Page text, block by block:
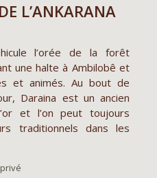
L’ANKARANA
l’orée de la forêt
une halte à Ambilobê et
et animés. Au bout de
Daraina est un ancien
et l’on peut toujours
traditionnels dans les